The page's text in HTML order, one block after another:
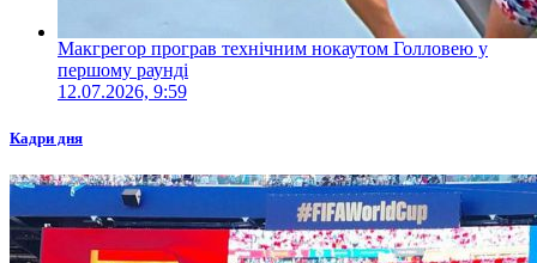
Макгрегор програв технічним нокаутом Голловею у
першому раунді
12.07.2026, 9:59
Кадри дня